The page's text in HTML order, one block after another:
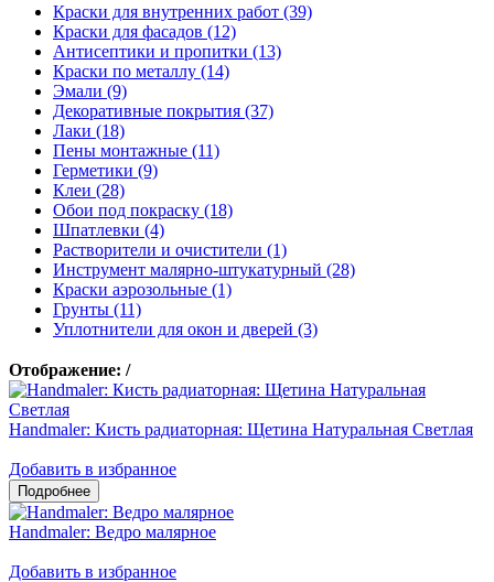
Краски для внутренних работ (39)
Краски для фасадов (12)
Антисептики и пропитки (13)
Краски по металлу (14)
Эмали (9)
Декоративные покрытия (37)
Лаки (18)
Пены монтажные (11)
Герметики (9)
Клеи (28)
Обои под покраску (18)
Шпатлевки (4)
Растворители и очистители (1)
Инструмент малярно-штукатурный (28)
Краски аэрозольные (1)
Грунты (11)
Уплотнители для окон и дверей (3)
Отображение: /
Handmaler: Кисть радиаторная: Щетина Натуральная Светлая
Добавить в избранное
Handmaler: Ведро малярное
Добавить в избранное